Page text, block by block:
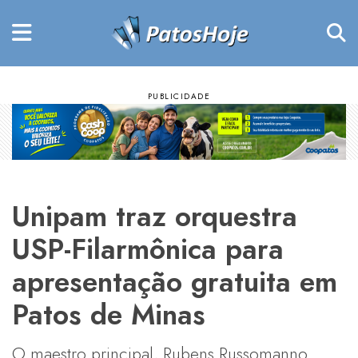
Unipam traz orquestra
USP-Filarmônica para
apresentação gratuita em
Patos de Minas